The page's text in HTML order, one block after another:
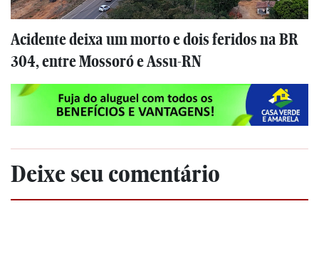
Acidente deixa um morto e dois feridos na BR
304, entre Mossoró e Assu-RN
Deixe seu comentário